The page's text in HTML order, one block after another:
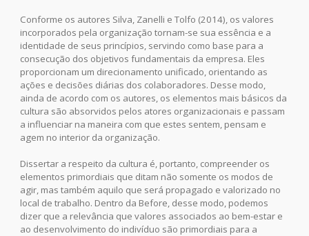
Conforme os autores Silva, Zanelli e Tolfo (2014), os valores
incorporados pela organização tornam-se sua essência e a
identidade de seus princípios, servindo como base para a
consecução dos objetivos fundamentais da empresa. Eles
proporcionam um direcionamento unificado, orientando as
ações e decisões diárias dos colaboradores. Desse modo,
ainda de acordo com os autores, os elementos mais básicos da
cultura são absorvidos pelos atores organizacionais e passam
a influenciar na maneira com que estes sentem, pensam e
agem no interior da organização.
Dissertar a respeito da cultura é, portanto, compreender os
elementos primordiais que ditam não somente os modos de
agir, mas também aquilo que será propagado e valorizado no
local de trabalho. Dentro da Before, desse modo, podemos
dizer que a relevância que valores associados ao bem-estar e
ao desenvolvimento do indivíduo são primordiais para a